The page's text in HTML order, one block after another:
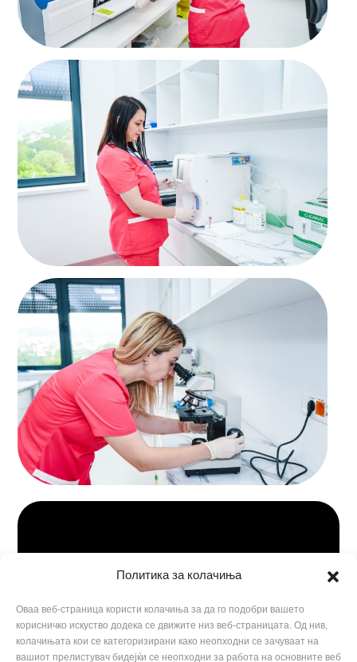
Политика за колачиња
Оваа веб-страница користи колачиња за да го подобри вашето
корисничко искуство додека се движите низ веб-страницата. Од нив,
колачињата кои се категоризирани како неопходни се зачуваат на
вашиот прелистувач бидејќи се неопходни за работа на основните веб